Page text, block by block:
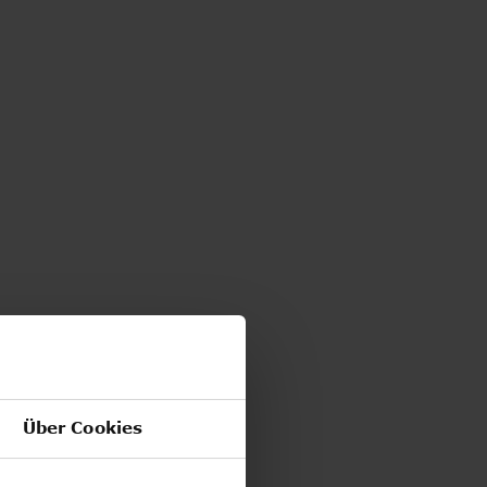
Über Cookies